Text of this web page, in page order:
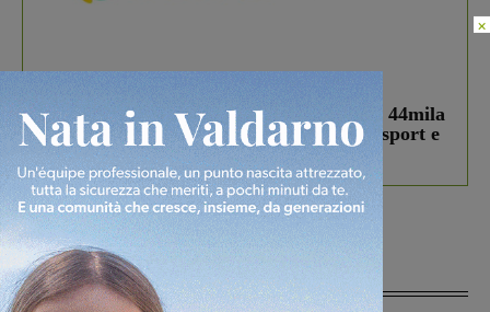
Estra Notizie agosto: Smart Cities, oltre 44mila
studenti coinvolti, torna il bando per lo sport e
debutta il podcast Estrair
Più lette
×